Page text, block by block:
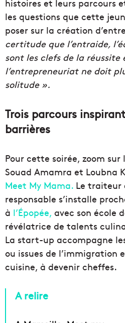
histoires et leurs parcours
les questions que cette
poser sur la création
certitude que l’entraide,
sont les clefs de la réussite
l’entrepreneuriat ne doit
solitude ».
Trois parcours
barrières
Pour cette soirée, zoom
Souad Amamra et Loubna
Meet My Mama. Le traiteur
responsable s’installe
à l’Épopée, avec son école
révélatrice de talents
La start-up accompagne
ou issues de l’immigration
cuisine, à devenir cheffes.
A relire